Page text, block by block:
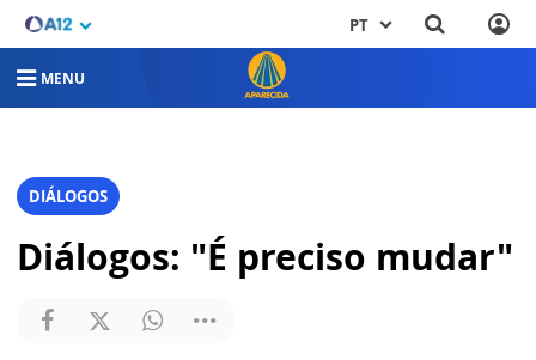
PT
MENU
DIÁLOGOS
Diálogos: "É preciso mudar"